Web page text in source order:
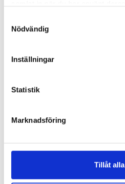
Nödvändig
Inställningar
Statistik
Marknadsföring
Tillåt alla
chefredaktörerna